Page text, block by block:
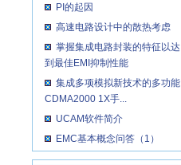
PI的起因
高速电路设计中的散热考虑
掌握集成电路封装的特征以达
到最佳EMI抑制性能
集成多项模拟新技术的多功能
CDMA2000 1X手...
UCAM软件简介
EMC基本概念问答（1）